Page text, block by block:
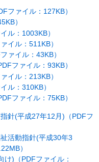
ファイル：127KB）
）
ル：1003KB）
イル：511KB）
ァイル：43KB）
ファイル：93KB）
イル：213KB）
ル：310KB）
ファイル：75KB）
針(平成27年12月)（PDFフ
活動指針(平成30年3
）
)（PDFファイル：